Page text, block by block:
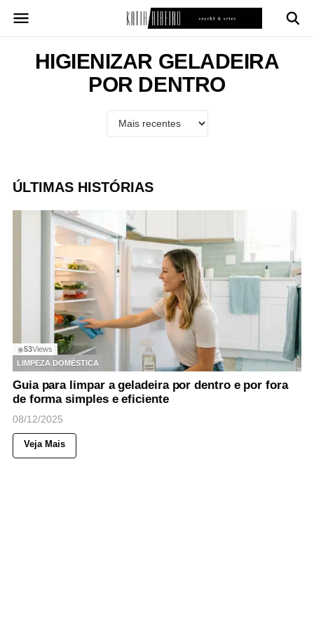
para
conteúdoHIGIENIZAR GELADEIRA
POR DENTRO
ÚLTIMAS HISTÓRIAS
◉53Views
LIMPEZA DOMÉSTICA
Guia para limpar a geladeira por dentro e por fora
de forma simples e eficiente
08/12/2025
Veja Mais